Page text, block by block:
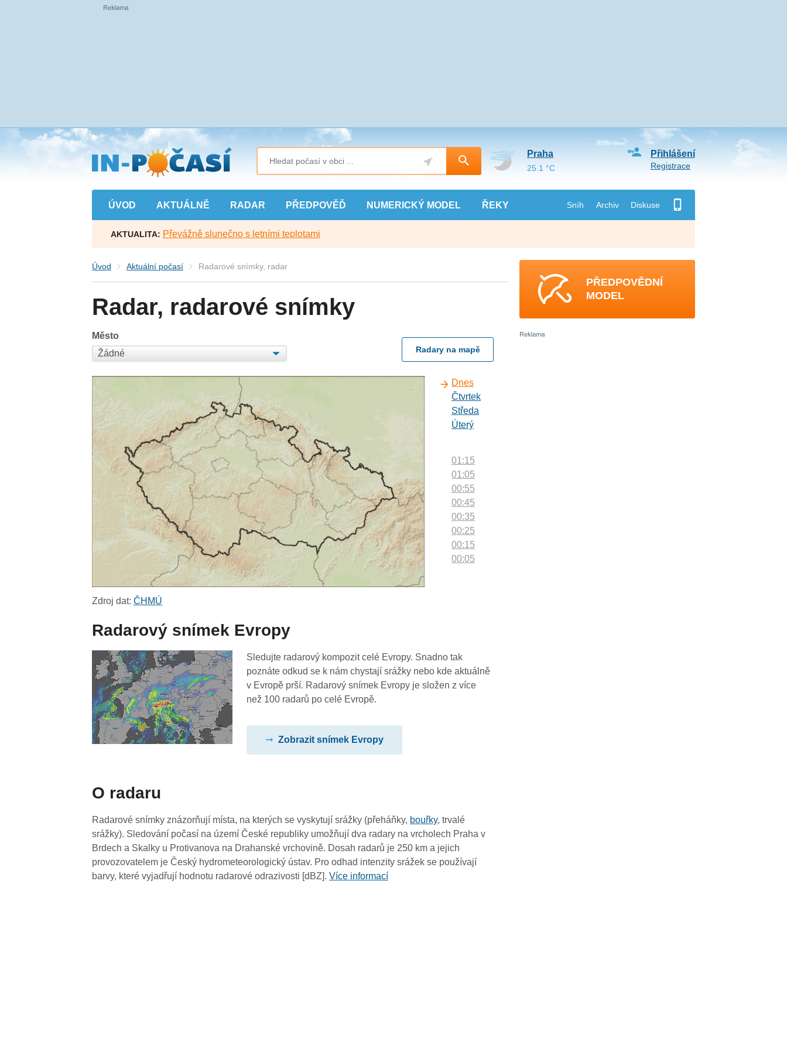
Přejít
na
hlavní
obsah
ÚVOD AKTUÁLNĚ RADAR PŘEDPOVĚĎ NUMERICKÝ MODEL ŘEKY Sníh Archiv Diskuse
Přihlášení
Registrace
Praha
25.1 °C
AKTUALITA: Převážně slunečno s letními teplotami
Úvod Aktuální počasí Radarové snímky, radar
Radar, radarové snímky
Město
Radary na mapě
Dnes
Čtvrtek
Středa
Úterý
01:15
01:05
00:55
00:45
00:35
00:25
00:15
00:05
Zdroj dat:ČHMÚ
Radarový snímek Evropy
Sledujte radarový kompozit celé Evropy. Snadno tak
poznáte odkud se k nám chystají srážky nebo kde aktuálně
v Evropě prší. Radarový snímek Evropy je složen z více
než 100 radarů po celé Evropě.
Zobrazit snímek Evropy
O radaru
Radarové snímky znázorňují místa, na kterých se vyskytují srážky (přeháňky, bouřky, trvalé
srážky). Sledování počasí na území České republiky umožňují dva radary na vrcholech Praha v
Brdech a Skalky u Protivanova na Drahanské vrchovině. Dosah radarů je 250 km a jejich
provozovatelem je Český hydrometeorologický ústav. Pro odhad intenzity srážek se používají
barvy, které vyjadřují hodnotu radarové odrazivosti [dBZ].Více informací
PŘEDPOVĚDNÍ
MODEL